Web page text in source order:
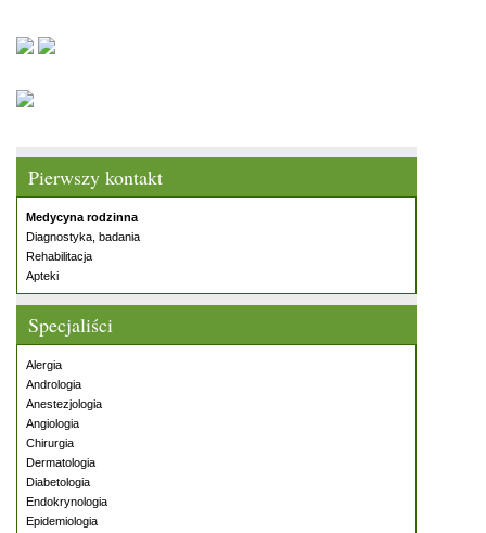
Pierwszy kontakt
Medycyna rodzinna
Diagnostyka, badania
Rehabilitacja
Apteki
Specjaliści
Alergia
Andrologia
Anestezjologia
Angiologia
Chirurgia
Dermatologia
Diabetologia
Endokrynologia
Epidemiologia